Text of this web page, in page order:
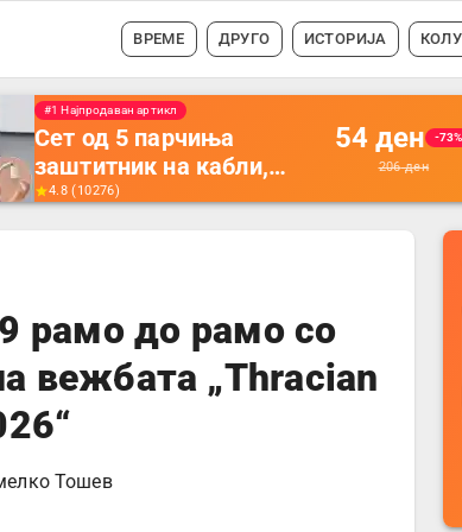
ВРЕМЕ ДРУГО ИСТОРИЈА
#1 Најпродавано
Држач за полнење на
телефон кој се монтира
на ѕид -
далечински управувач
4.5(16742
56 ден -35%
87ден
рамо до рамо со
вежбата „Thracian
Тошев